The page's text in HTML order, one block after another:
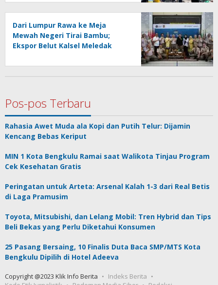
Dari Lumpur Rawa ke Meja
Mewah Negeri Tirai Bambu;
Ekspor Belut Kalsel Meledak
Pos-pos Terbaru
Rahasia Awet Muda ala Kopi dan Putih Telur: Dijamin
Kencang Bebas Keriput
MIN 1 Kota Bengkulu Ramai saat Walikota Tinjau Program
Cek Kesehatan Gratis
Peringatan untuk Arteta: Arsenal Kalah 1-3 dari Real Betis
di Laga Pramusim
Toyota, Mitsubishi, dan Lelang Mobil: Tren Hybrid dan Tips
Beli Bekas yang Perlu Diketahui Konsumen
25 Pasang Bersaing, 10 Finalis Duta Baca SMP/MTS Kota
Bengkulu Dipilih di Hotel Adeeva
Copyright @2023 Klik Info Berita
Indeks Berita